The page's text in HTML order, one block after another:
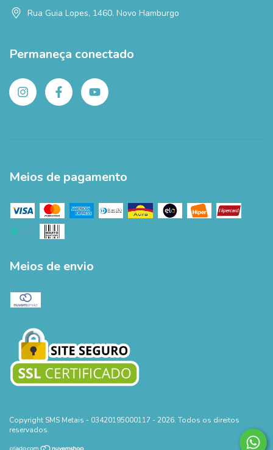
Rua Guia Lopes, 1460. Novo Hamburgo
Permaneça conectado
Meios de pagamento
Meios de envio
Copyright SMS Metais - 03420195000117 - 2026. Todos os direitos
reservados.